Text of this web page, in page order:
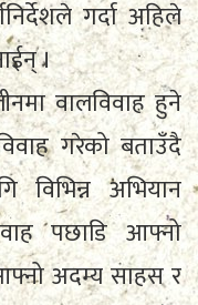
गर्दा अहिले
।
वालविवाह हुने
गरेको बताउँदै
विभिन्न अभियान
पछाडि आफ्नो
अदम्य साहस र